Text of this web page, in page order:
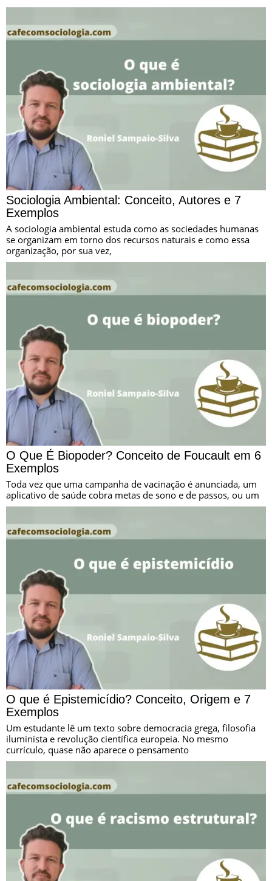
Sociologia Ambiental: Conceito, Autores e 7
Exemplos
A sociologia ambiental estuda como as sociedades humanas
se organizam em torno dos recursos naturais e como essa
organização, por sua vez,
O Que É Biopoder? Conceito de Foucault em 6
Exemplos
Toda vez que uma campanha de vacinação é anunciada, um
aplicativo de saúde cobra metas de sono e de passos, ou um
O que é Epistemicídio? Conceito, Origem e 7
Exemplos
Um estudante lê um texto sobre democracia grega, filosofia
iluminista e revolução científica europeia. No mesmo
currículo, quase não aparece o pensamento